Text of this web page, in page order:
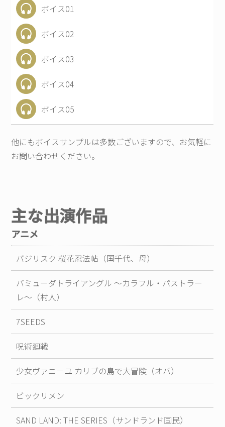
ボイス01
ボイス02
ボイス03
ボイス04
ボイス05
他にもボイスサンプルは多数ございますので、お気軽に
お問い合わせください。
主な出演作品
アニメ
バジリスク 桜花忍法帖（国千代、母）
バミューダトライアングル ～カラフル・パストラー
レ～（村人）
7SEEDS
呪術廻戦
少女ヴァニーユ カリブの島で大冒険（オバ）
ビックリメン
SAND LAND: THE SERIES（サンドランド国民）